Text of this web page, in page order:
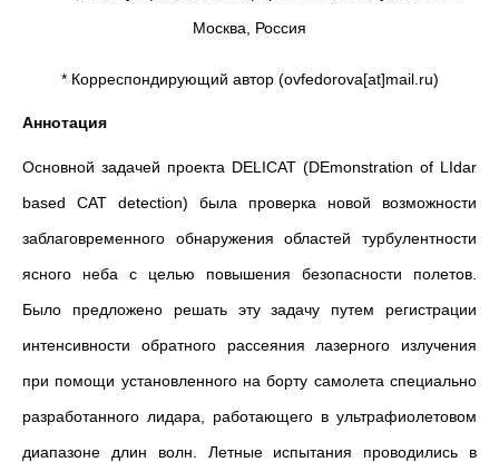
Москва, Россия
* Корреспондирующий автор (ovfedorova[at]mail.ru)
Аннотация
Основной задачей проекта DELICAT (DEmonstration of LIdar
based CAT detection) была проверка новой возможности
заблаговременного обнаружения областей турбулентности
ясного неба с целью повышения безопасности полетов.
Было предложено решать эту задачу путем регистрации
интенсивности обратного рассеяния лазерного излучения
при помощи установленного на борту самолета специально
разработанного лидара, работающего в ультрафиолетовом
диапазоне длин волн. Летные испытания проводились в